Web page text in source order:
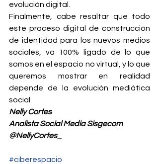
evolución digital.
Finalmente, cabe resaltar que todo
este proceso digital de construcción
de identidad para los nuevos medios
sociales, va 100% ligado de lo que
somos en el espacio no virtual, y lo que
queremos mostrar en realidad
depende de la evolución mediática
social.
Nelly Cortes
Analista Social Media Sisgecom
@NellyCortes_
#ciberespacio